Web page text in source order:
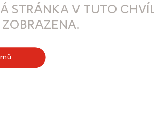
STRÁNKA V TUTO